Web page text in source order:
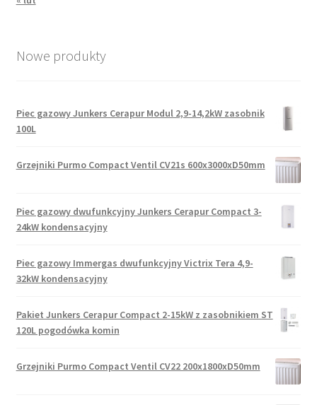
Nowe produkty
Piec gazowy Junkers Cerapur Modul 2,9-14,2kW zasobnik
100L
Grzejniki Purmo Compact Ventil CV21s 600x3000xD50mm
Piec gazowy dwufunkcyjny Junkers Cerapur Compact 3-
24kW kondensacyjny
Piec gazowy Immergas dwufunkcyjny Victrix Tera 4,9-
32kW kondensacyjny
Pakiet Junkers Cerapur Compact 2-15kW z zasobnikiem ST
120L pogodówka komin
Grzejniki Purmo Compact Ventil CV22 200x1800xD50mm